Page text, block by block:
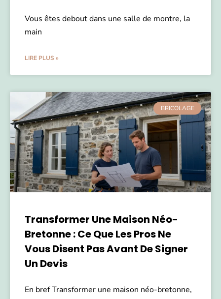
Vous êtes debout dans une salle de montre, la
main
LIRE PLUS »
BRICOLAGE
Transformer Une Maison Néo-
Bretonne : Ce Que Les Pros Ne
Vous Disent Pas Avant De Signer
Un Devis
En bref Transformer une maison néo-bretonne,